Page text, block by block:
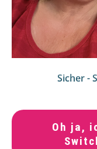
Sicher -
Oh ja,